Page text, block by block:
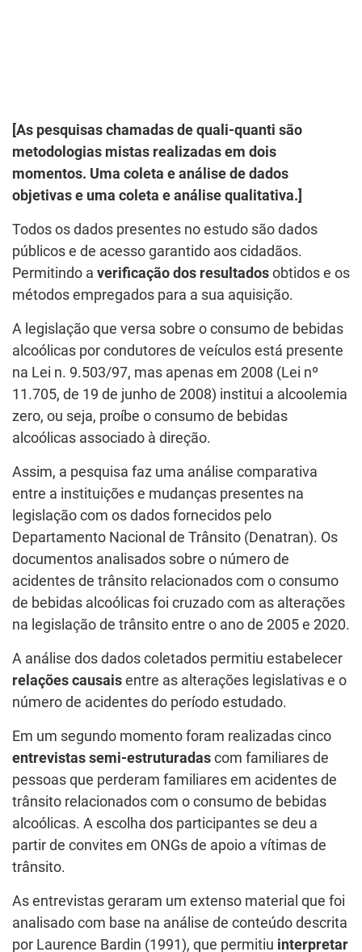
[As pesquisas chamadas de quali-quanti são
metodologias mistas realizadas em dois
momentos. Uma coleta e análise de dados
objetivas e uma coleta e análise qualitativa.]
Todos os dados presentes no estudo são dados
públicos e de acesso garantido aos cidadãos.
Permitindo a verificação dos resultados obtidos e os
métodos empregados para a sua aquisição.
A legislação que versa sobre o consumo de bebidas
alcoólicas por condutores de veículos está presente
na Lei n. 9.503/97, mas apenas em 2008 (Lei nº
11.705, de 19 de junho de 2008) institui a alcoolemia
zero, ou seja, proíbe o consumo de bebidas
alcoólicas associado à direção.
Assim, a pesquisa faz uma análise comparativa
entre a instituições e mudanças presentes na
legislação com os dados fornecidos pelo
Departamento Nacional de Trânsito (Denatran). Os
documentos analisados sobre o número de
acidentes de trânsito relacionados com o consumo
de bebidas alcoólicas foi cruzado com as alterações
na legislação de trânsito entre o ano de 2005 e 2020.
A análise dos dados coletados permitiu estabelecer
relações causais entre as alterações legislativas e o
número de acidentes do período estudado.
Em um segundo momento foram realizadas cinco
entrevistas semi-estruturadas com familiares de
pessoas que perderam familiares em acidentes de
trânsito relacionados com o consumo de bebidas
alcoólicas. A escolha dos participantes se deu a
partir de convites em ONGs de apoio a vítimas de
trânsito.
As entrevistas geraram um extenso material que foi
analisado com base na análise de conteúdo descrita
por Laurence Bardin (1991), que permitiu interpretar